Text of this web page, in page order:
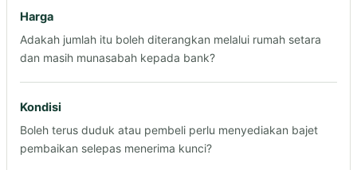
Harga
Adakah jumlah itu boleh diterangkan melalui rumah setara
dan masih munasabah kepada bank?
Kondisi
Boleh terus duduk atau pembeli perlu menyediakan bajet
pembaikan selepas menerima kunci?